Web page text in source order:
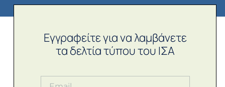
Εγγραφείτε για να λαμβάνετε
τα δελτία τύπου του ΙΣΑ